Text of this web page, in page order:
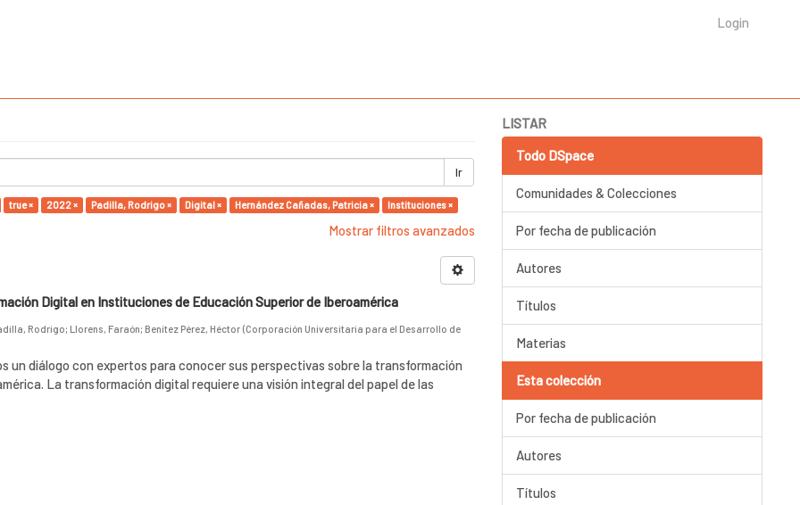
Login
Ir
true × 2022 × Padilla, Rodrigo × Digital × Hernández Cañadas, Patricia × Instituciones ×
Mostrar filtros avanzados
Digital en Instituciones de Educación Superior de Iberoamérica
Rodrigo; Llorens, Faraón; Benítez Pérez, Héctor (Corporación Universitaria para el Desarrollo de
un diálogo con expertos para conocer sus perspectivas sobre la transformación
La transformación digital requiere una visión integral del papel de las
LISTAR
Todo DSpace
Comunidades & Colecciones
Por fecha de publicación
Autores
Títulos
Materias
Esta colección
Por fecha de publicación
Autores
Títulos